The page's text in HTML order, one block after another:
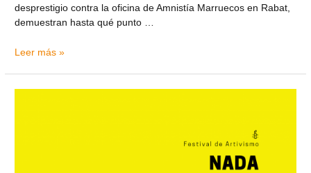
desprestigio contra la oficina de Amnistía Marruecos en Rabat,
demuestran hasta qué punto …
Leer más »